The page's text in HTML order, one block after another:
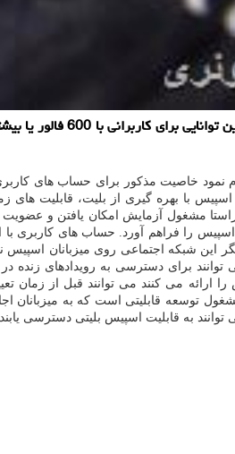
پی اچ پی و جی کوئری: توئیتر به زودی امکانات جدیدی برای قابلیت اسپیس فراهم می
با بهره گیری از بلیت، قابلیت های
راستا مشغول آزمایش امکان یافتن و
فردی در تایم لاین کاربر ظاهر می شود. در کنار این موارد این شرکت برای کاربرانی با حداقل ۶۰۰ فالور قابلیت اسپیس را
این شبکه اجتماعی روی میزبانان اسپیس
برای دسترسی به رویدادهای زنده
ارائه می کنند می توانند قبل از زمان
توسعه قابلیتی است که به میزبانان
به قابلیت اسپیس بلیتی دسترسی